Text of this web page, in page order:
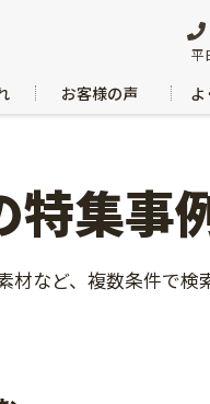
平
お客様の声
特集事
など、複数条件で検